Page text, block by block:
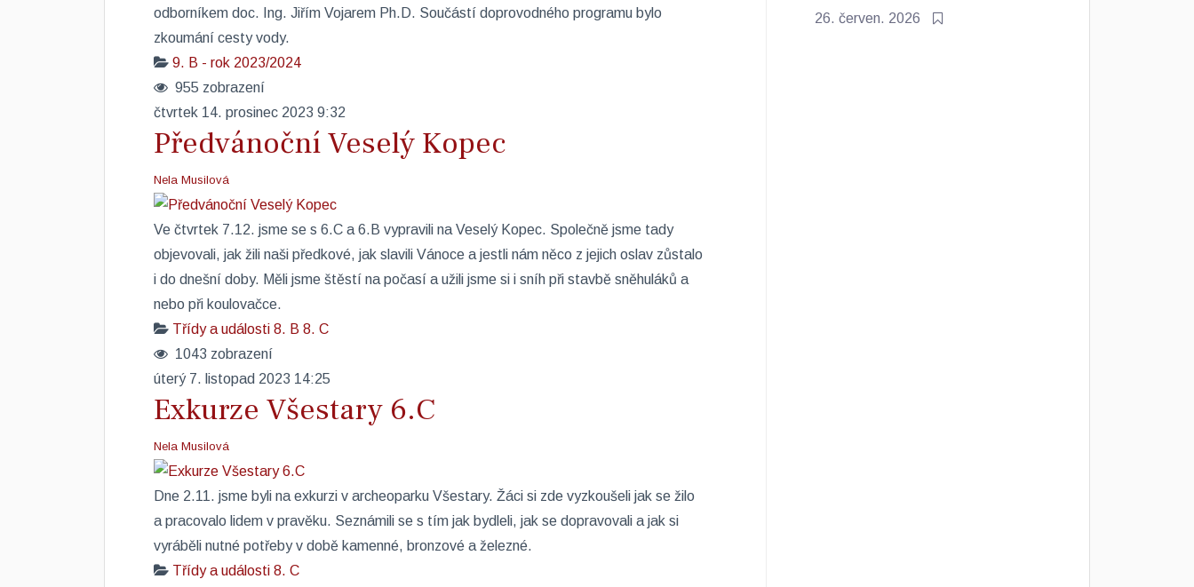
odborníkem doc. Ing. Jiřím Vojarem Ph.D. Součástí doprovodného programu bylo
zkoumání cesty vody.
9. B - rok 2023/2024
955 zobrazení
čtvrtek 14. prosinec 2023 9:32
Předvánoční Veselý Kopec
Nela Musilová
Ve čtvrtek 7.12. jsme se s 6.C a 6.B vypravili na Veselý Kopec. Společně jsme tady
objevovali, jak žili naši předkové, jak slavili Vánoce a jestli nám něco z jejich oslav zůstalo
i do dnešní doby. Měli jsme štěstí na počasí a užili jsme si i sníh při stavbě sněhuláků a
nebo při koulovačce.
Třídy a události 8. B 8. C
1043 zobrazení
úterý 7. listopad 2023 14:25
Exkurze Všestary 6.C
Nela Musilová
Dne 2.11. jsme byli na exkurzi v archeoparku Všestary. Žáci si zde vyzkoušeli jak se žilo
a pracovalo lidem v pravěku. Seznámili se s tím jak bydleli, jak se dopravovali a jak si
vyráběli nutné potřeby v době kamenné, bronzové a železné.
Třídy a události 8. C
26. červen. 2026